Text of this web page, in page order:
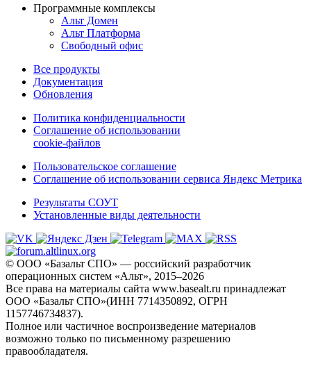
Программные комплексы
Альт Домен
Альт Платформа
Свободный офис
Все продукты
Документация
Обновления
Политика конфиденциальности
Соглашение об использовании
cookie-файлов
Пользовательское соглашение
Соглашение об использовании сервиса Яндекс Метрика
Результаты СОУТ
Установленные виды деятельности
© ООО «Базальт СПО» — российский разработчик
операционных систем «Альт», 2015–2026
Все права на материалы сайта www.basealt.ru принадлежат
ООО «Базальт СПО»(ИНН 7714350892, ОГРН
1157746734837).
Полное или частичное воспроизведение материалов
возможно только по письменному разрешению
правообладателя.